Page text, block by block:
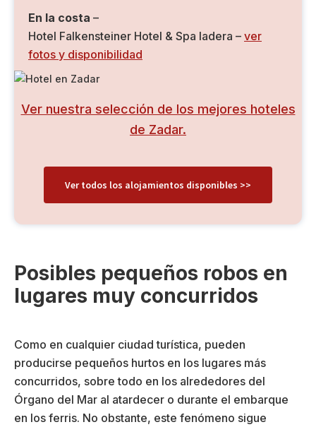
En la costa –
Hotel Falkensteiner Hotel & Spa Iadera – ver
fotos y disponibilidad
Ver nuestra selección de los mejores hoteles
de Zadar.
Ver todos los alojamientos disponibles >>
Posibles pequeños robos en
lugares muy concurridos
Como en cualquier ciudad turística, pueden
producirse pequeños hurtos en los lugares más
concurridos, sobre todo en los alrededores del
Órgano del Mar al atardecer o durante el embarque
en los ferris. No obstante, este fenómeno sigue